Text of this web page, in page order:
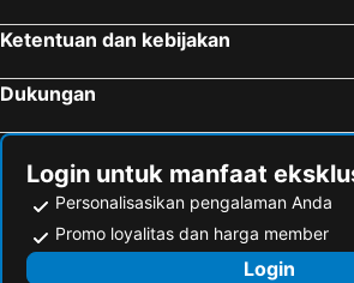
Ketentuan dan kebijakan
Dukungan
Login untuk manfaat
Personalisasikan pengalaman Anda
Promo loyalitas dan harga member
Login